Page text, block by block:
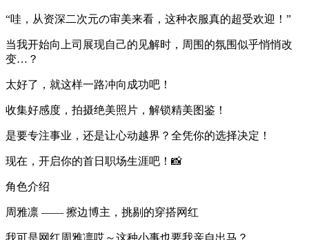
“哇，从资深二次元の审美来看，这种衣服真的超受欢迎！”
当我开始向上司展现自己的见解时，周围的氛围似乎悄悄改
变…？
太好了，就这样一路冲向成功吧！
收集好感度，拍摄绝美照片，解锁精美图鉴！
是要专注事业，还是让心动越界？全凭你的选择决定！
现在，开启你的首日职场生涯吧！📸
角色介绍
周雅凛 —— 擦边博主，挑剔的穿搭网红
我可是网红周雅凛哎～这种小事也要我亲自出马？